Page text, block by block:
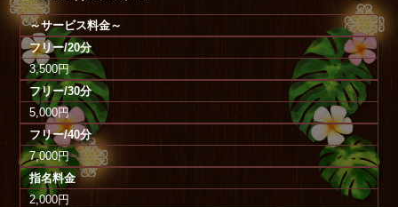
～サービス料金～
フリー/20分
3,500円
フリー/30分
5,000円
フリー/40分
7,000円
指名料金
2,000円